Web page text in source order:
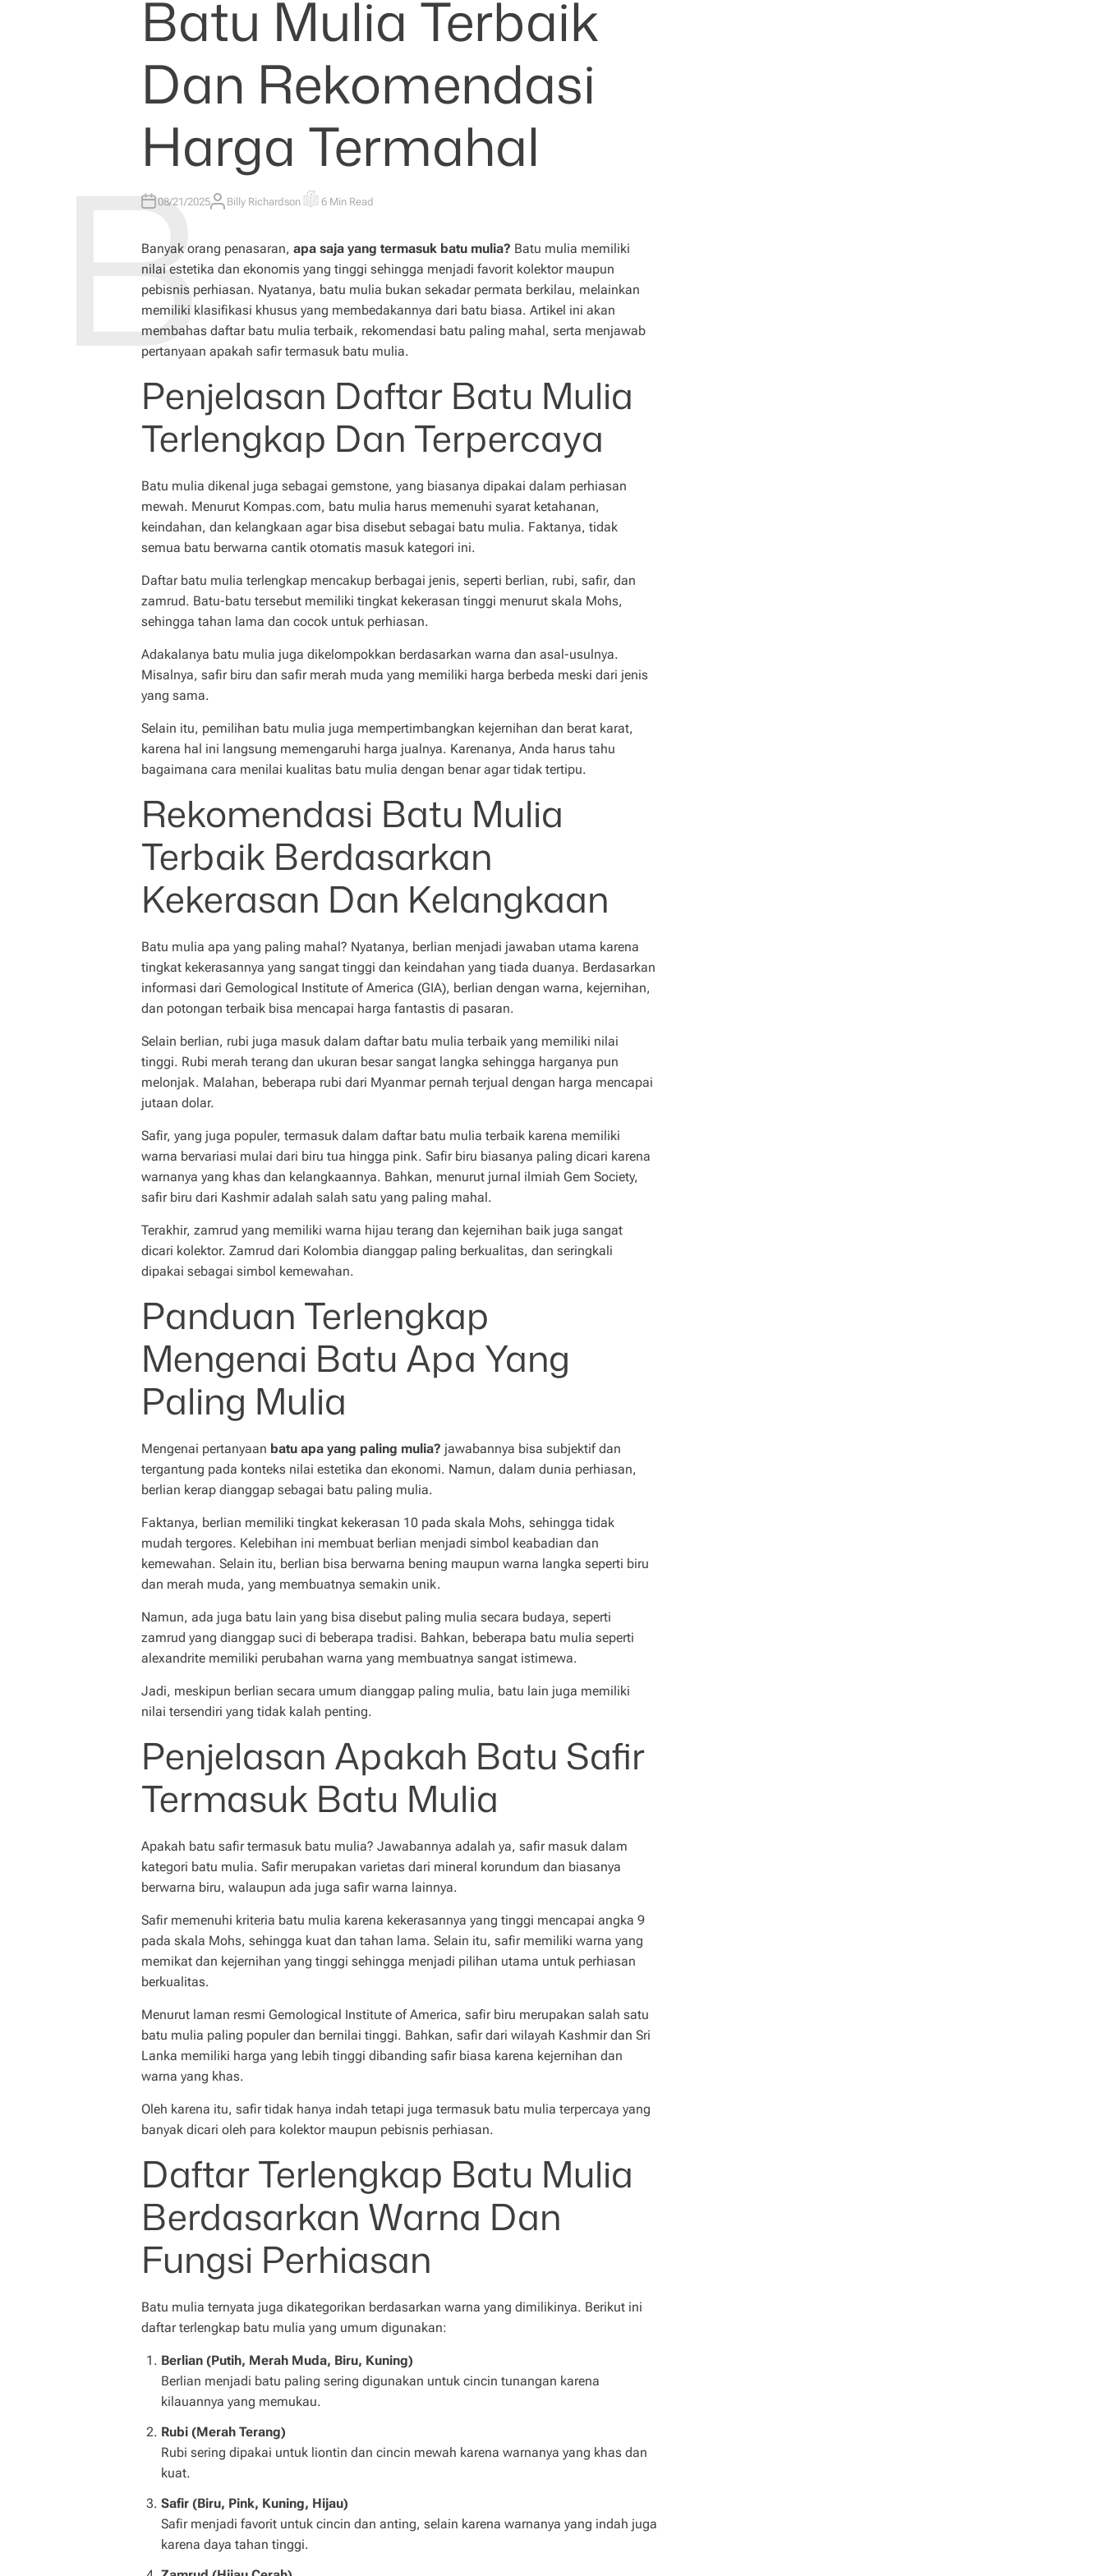
Batu Mulia Terbaik
Dan Rekomendasi
Harga Termahal
08/21/2025A
O
Billy RichardsonE
M
A
E
D
R
E
A
D
I
6 Min Read
Banyak orang penasaran, apa saja yang termasuk batu mulia? Batu mulia memiliki
nilai estetika dan ekonomis yang tinggi sehingga menjadi favorit kolektor maupun
pebisnis perhiasan. Nyatanya, batu mulia bukan sekadar permata berkilau, melainkan
memiliki klasifikasi khusus yang membedakannya dari batu biasa. Artikel ini akan
membahas daftar batu mulia terbaik, rekomendasi batu paling mahal, serta menjawab
pertanyaan apakah safir termasuk batu mulia.
Penjelasan Daftar Batu Mulia
Terlengkap Dan Terpercaya
Batu mulia dikenal juga sebagai gemstone, yang biasanya dipakai dalam perhiasan
mewah. Menurut Kompas.com, batu mulia harus memenuhi syarat ketahanan,
keindahan, dan kelangkaan agar bisa disebut sebagai batu mulia. Faktanya, tidak
semua batu berwarna cantik otomatis masuk kategori ini.
Daftar batu mulia terlengkap mencakup berbagai jenis, seperti berlian, rubi, safir, dan
zamrud. Batu-batu tersebut memiliki tingkat kekerasan tinggi menurut skala Mohs,
sehingga tahan lama dan cocok untuk perhiasan.
Adakalanya batu mulia juga dikelompokkan berdasarkan warna dan asal-usulnya.
Misalnya, safir biru dan safir merah muda yang memiliki harga berbeda meski dari jenis
yang sama.
Selain itu, pemilihan batu mulia juga mempertimbangkan kejernihan dan berat karat,
karena hal ini langsung memengaruhi harga jualnya. Karenanya, Anda harus tahu
bagaimana cara menilai kualitas batu mulia dengan benar agar tidak tertipu.
Rekomendasi Batu Mulia
Terbaik Berdasarkan
Kekerasan Dan Kelangkaan
Batu mulia apa yang paling mahal? Nyatanya, berlian menjadi jawaban utama karena
tingkat kekerasannya yang sangat tinggi dan keindahan yang tiada duanya. Berdasarkan
informasi dari Gemological Institute of America (GIA), berlian dengan warna, kejernihan,
dan potongan terbaik bisa mencapai harga fantastis di pasaran.
Selain berlian, rubi juga masuk dalam daftar batu mulia terbaik yang memiliki nilai
tinggi. Rubi merah terang dan ukuran besar sangat langka sehingga harganya pun
melonjak. Malahan, beberapa rubi dari Myanmar pernah terjual dengan harga mencapai
jutaan dolar.
Safir, yang juga populer, termasuk dalam daftar batu mulia terbaik karena memiliki
warna bervariasi mulai dari biru tua hingga pink. Safir biru biasanya paling dicari karena
warnanya yang khas dan kelangkaannya. Bahkan, menurut jurnal ilmiah Gem Society,
safir biru dari Kashmir adalah salah satu yang paling mahal.
Terakhir, zamrud yang memiliki warna hijau terang dan kejernihan baik juga sangat
dicari kolektor. Zamrud dari Kolombia dianggap paling berkualitas, dan seringkali
dipakai sebagai simbol kemewahan.
Panduan Terlengkap
Mengenai Batu Apa Yang
Paling Mulia
Mengenai pertanyaan batu apa yang paling mulia? jawabannya bisa subjektif dan
tergantung pada konteks nilai estetika dan ekonomi. Namun, dalam dunia perhiasan,
berlian kerap dianggap sebagai batu paling mulia.
Faktanya, berlian memiliki tingkat kekerasan 10 pada skala Mohs, sehingga tidak
mudah tergores. Kelebihan ini membuat berlian menjadi simbol keabadian dan
kemewahan. Selain itu, berlian bisa berwarna bening maupun warna langka seperti biru
dan merah muda, yang membuatnya semakin unik.
Namun, ada juga batu lain yang bisa disebut paling mulia secara budaya, seperti
zamrud yang dianggap suci di beberapa tradisi. Bahkan, beberapa batu mulia seperti
alexandrite memiliki perubahan warna yang membuatnya sangat istimewa.
Jadi, meskipun berlian secara umum dianggap paling mulia, batu lain juga memiliki
nilai tersendiri yang tidak kalah penting.
Penjelasan Apakah Batu Safir
Termasuk Batu Mulia
Apakah batu safir termasuk batu mulia? Jawabannya adalah ya, safir masuk dalam
kategori batu mulia. Safir merupakan varietas dari mineral korundum dan biasanya
berwarna biru, walaupun ada juga safir warna lainnya.
Safir memenuhi kriteria batu mulia karena kekerasannya yang tinggi mencapai angka 9
pada skala Mohs, sehingga kuat dan tahan lama. Selain itu, safir memiliki warna yang
memikat dan kejernihan yang tinggi sehingga menjadi pilihan utama untuk perhiasan
berkualitas.
Menurut laman resmi Gemological Institute of America, safir biru merupakan salah satu
batu mulia paling populer dan bernilai tinggi. Bahkan, safir dari wilayah Kashmir dan Sri
Lanka memiliki harga yang lebih tinggi dibanding safir biasa karena kejernihan dan
warna yang khas.
Oleh karena itu, safir tidak hanya indah tetapi juga termasuk batu mulia terpercaya yang
banyak dicari oleh para kolektor maupun pebisnis perhiasan.
Daftar Terlengkap Batu Mulia
Berdasarkan Warna Dan
Fungsi Perhiasan
Batu mulia ternyata juga dikategorikan berdasarkan warna yang dimilikinya. Berikut ini
daftar terlengkap batu mulia yang umum digunakan:
Berlian (Putih, Merah Muda, Biru, Kuning)
Berlian menjadi batu paling sering digunakan untuk cincin tunangan karena
kilauannya yang memukau.
Rubi (Merah Terang)
Rubi sering dipakai untuk liontin dan cincin mewah karena warnanya yang khas dan
kuat.
Safir (Biru, Pink, Kuning, Hijau)
Safir menjadi favorit untuk cincin dan anting, selain karena warnanya yang indah juga
karena daya tahan tinggi.